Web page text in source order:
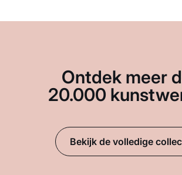
Ontdek meer
20.000
Bekijk de volledige